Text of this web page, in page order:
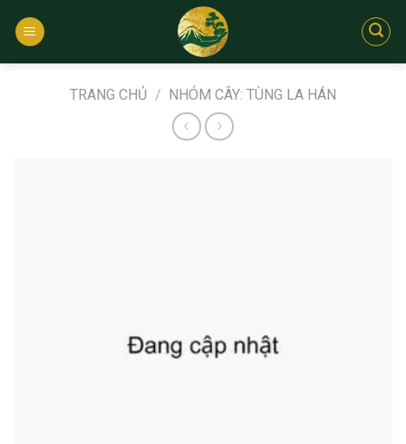
qua
TRANG CHỦ / NHÓM CÂY: TÙNG LA HÁN